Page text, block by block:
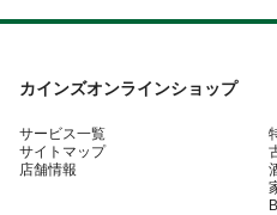
カインズオンラインショップ
サービス一覧
サイトマップ
店舗情報